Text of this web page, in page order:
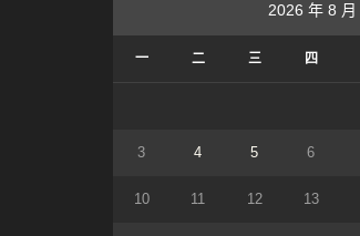
2026 年 8 月
一 二 三 四
3 4 5 6
10 11 12 13